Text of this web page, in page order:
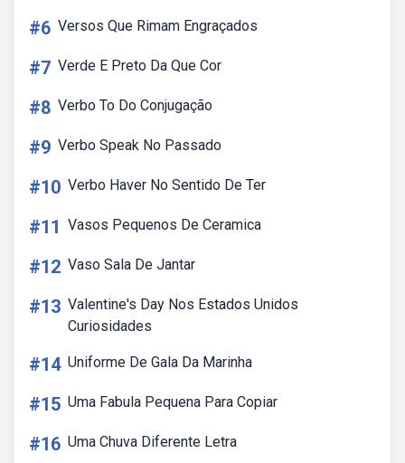
#6 Versos Que Rimam Engraçados
#7 Verde E Preto Da Que Cor
#8 Verbo To Do Conjugação
#9 Verbo Speak No Passado
#10 Verbo Haver No Sentido De Ter
#11 Vasos Pequenos De Ceramica
#12 Vaso Sala De Jantar
#13 Valentine's Day Nos Estados Unidos
Curiosidades
#14 Uniforme De Gala Da Marinha
#15 Uma Fabula Pequena Para Copiar
#16 Uma Chuva Diferente Letra